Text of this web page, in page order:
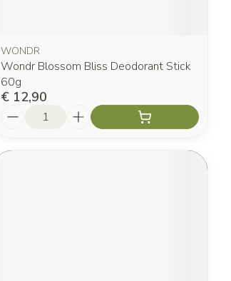
WONDR
Wondr Blossom Bliss Deodorant Stick
60g
€ 12,90